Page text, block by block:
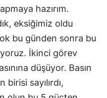
Nevşehir
Niğde
Ordu
Rize
Sakarya
hazırım.
eksiğimiz oldu
bu günden sonra bu
İkinci görev
düşüyor. Basın
sayılırdı,